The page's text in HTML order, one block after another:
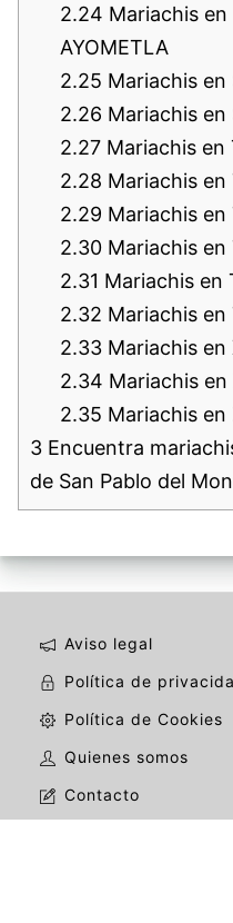
2.24 Mariachis en
AYOMETLA
2.25 Mariachis
2.26 Mariachis
2.27 Mariachis en
2.28 Mariachis
2.29 Mariachis en
2.30 Mariachis
2.31 Mariachis en
2.32 Mariachis en
2.33 Mariachis
2.34 Mariachis
2.35 Mariachis en
3 Encuentra
de San Pablo del
Aviso legal
Política de
Política de Cookies
Quienes somos
Contacto